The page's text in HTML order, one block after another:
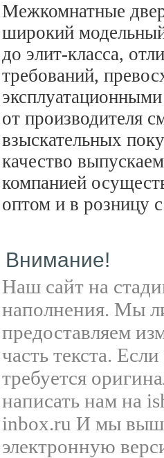
Межкомнатные
широкий
до элит-класса,
требований,
от производителя
взыскательных
качество
компанией
оптом и в розницу
Внимание!
Наш сайт на
наполнения. Мы
предоставляем
часть текста.
требуется
написать нам на
inbox.ru И мы
электронную